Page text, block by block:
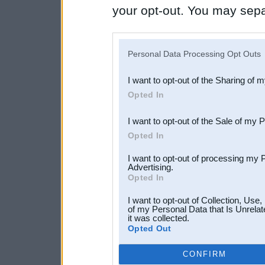
your opt-out. You may
Downstream Participants
third parties.
Personal Data Processing Opt Outs
I want to opt-out of the Sharing of
Opted In
I want to opt-out of the Sale of my
Opted In
I want to opt-out of processing my
Advertising.
Opted In
I want to opt-out of Collection,
of my Personal Data that Is
it was collected.
Opted Out
CONFIRM